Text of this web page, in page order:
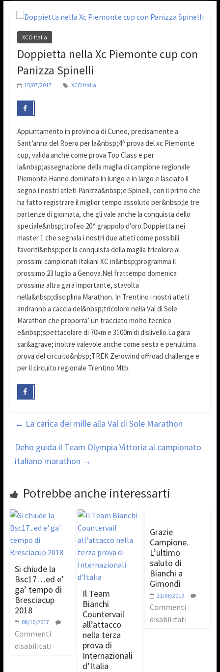
XCO Italia
Doppietta nella Xc Piemonte cup con
Panizza Spinelli
15/07/2017 XCO Italia
Appuntamento in provincia di Cuneo, precisamente a
Sant’anna del Roero per la&nbsp;4^ prova del xc Piemonte
cup, valida anche come prova Top Class e per
la&nbsp;assegnazione della maglia di campione regionale
Piemonte.Hanno dominato in lungo e in largo e lasciato il
segno i nostri atleti Panizza&nbsp;e Spinelli, con il primo che
ha fatto registrare il miglior tempo assoluto per&nbsp;le tre
partenze di giornata, che gli vale anche la conquista dello
speciale&nbsp;trofeo 20^ grappolo d’oro.Doppietta nei
master 1 che segnala i nostri due atleti come possibili
favoriti&nbsp;per la conquista della maglia tricolore ai
prossimi campionati italiani XC in&nbsp;programma il
prossimo 23 luglio a Genova.Nel frattempo domenica
prossima altra gara importante, stavolta
nella&nbsp;disciplina Marathon. In Trentino i nostri atleti
andranno a caccia del&nbsp;tricolore nella Val di Sole
Marathon che proporra’ un tracciato molto tecnico
e&nbsp;spettacolare di 70km e 3100m di dislivello.La gara
sar&agrave; inoltre valevole anche come sesta e penultima
prova del circuito&nbsp;TREK Zerowind offroad challenge e
per il circuito regionale Trentino Mtb.
← La carica dei mille alla Val di Sole Marathon
Deho guida il Team Olympia Vittoria al campionato
italiano marathon →
Potrebbe anche interessarti
Si chiude la
Bsc17…ed e’
ga’ tempo di
Bresciacup
2018
08/10/2017
Commenti
disabilitati
Il Team
Bianchi
Countervail
all’attacco
nella terza
prova di
Internazionali
d’Italia
Grazie
Campione.
L’ultimo
saluto di
Bianchi a
Gimondi
21/08/2019
Commenti
disabilitati